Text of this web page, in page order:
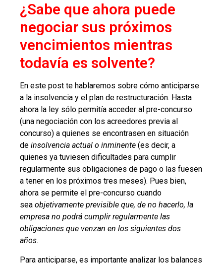
¿Sabe que ahora puede
negociar sus próximos
vencimientos mientras
todavía es solvente?
En este post te hablaremos sobre cómo anticiparse
a la insolvencia y el plan de restructuración. Hasta
ahora la ley sólo permitía acceder al pre-concurso
(una negociación con los acreedores previa al
concurso) a quienes se encontrasen en situación
de insolvencia actual o inminente (es decir, a
quienes ya tuviesen dificultades para cumplir
regularmente sus obligaciones de pago o las fuesen
a tener en los próximos tres meses). Pues bien,
ahora se permite el pre-concurso cuando
sea objetivamente previsible que, de no hacerlo, la
empresa no podrá cumplir regularmente las
obligaciones que venzan en los siguientes dos
años.
Para anticiparse, es importante analizar los balances